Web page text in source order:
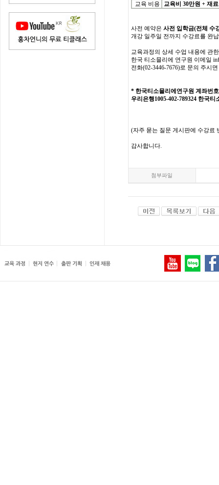
교육 비용 교육비 30만원 + 재
사전 예약은 사전 입학금(전체 수
개강 일주일 전까지 수강료를 완
교육과정의 상세 수업 내용에 관한
한국 티소믈리에 연구원 이메일
전화(02-3446-7676)로 문의 주시면
* 한국티소믈리에연구원 계좌번호
우리은행1005-402-789324 한국티
(자주 묻는 질문 게시판에 수강료
감사합니다.
첨부파일